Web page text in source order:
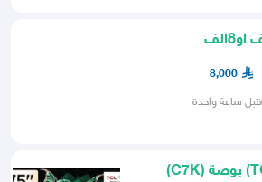
8,000
قبل ساعة واحدة